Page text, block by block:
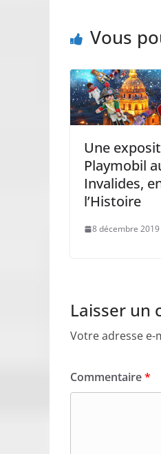
Vous
Une
Playmobil
Invalides,
l’Histoire
8 décembre 2019
Laisser un
Votre adresse e-
Commentaire*